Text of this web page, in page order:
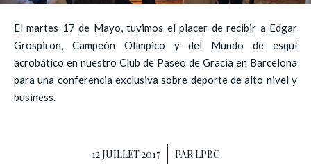
El martes 17 de Mayo, tuvimos el placer de recibir a Edgar
Grospiron, Campeón Olímpico y del Mundo de esquí
acrobático en nuestro Club de Paseo de Gracia en Barcelona
para una conferencia exclusiva sobre deporte de alto nivel y
business.
12 JUILLET 2017
/ PARLPBC